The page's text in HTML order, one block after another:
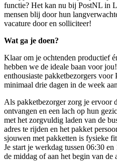
functie? Het kan nu bij PostNL in
mensen blij door hun
vacature door en solliciteer!
Wat ga je doen?
Klaar om je ochtenden productief
hebben we de ideale baan voor
enthousiaste pakketbezorgers
minimaal drie dagen in de week
Als pakketbezorger zorg je ervoor
ontvangen en een lach op hun
met het zorgvuldig laden van de
adres te rijden en het pakket
sjouwen met pakketten is fysieke
Je start je werkdag tussen 06:30
de middag of aan het begin van